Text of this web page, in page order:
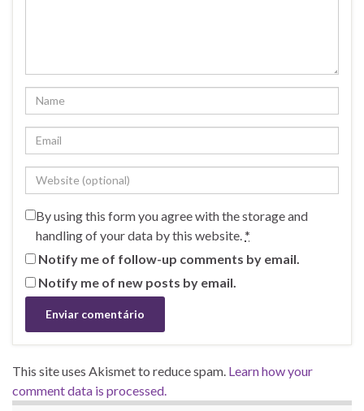
By using this form you agree with the storage and
handling of your data by this website. *
Notify me of follow-up comments by email.
Notify me of new posts by email.
This site uses Akismet to reduce spam. Learn how your
comment data is processed.